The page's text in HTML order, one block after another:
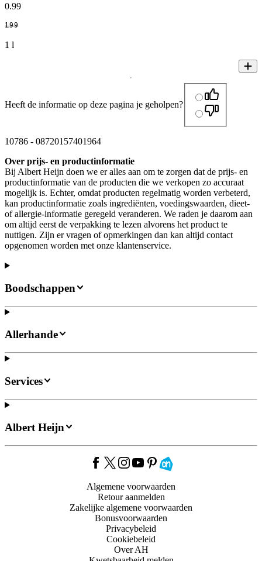
0.99
1.99
1 l
Heeft de informatie op deze pagina je geholpen?
10786 - 08720157401964
Over prijs- en productinformatie
Bij Albert Heijn doen we er alles aan om te zorgen dat de prijs- en
productinformatie van de producten die we verkopen zo accuraat
mogelijk is. Echter, omdat producten regelmatig worden verbeterd,
kan productinformatie zoals ingrediënten, voedingswaarden, dieet-
of allergie-informatie geregeld veranderen. We raden je daarom aan
om altijd eerst de verpakking te lezen alvorens het product te
nuttigen. Zijn er vragen of opmerkingen dan kan altijd contact
opgenomen worden met onze klantenservice.
Boodschappen
Allerhande
Services
Albert Heijn
Algemene voorwaarden
Retour aanmelden
Zakelijke algemene voorwaarden
Bonusvoorwaarden
Privacybeleid
Cookiebeleid
Over AH